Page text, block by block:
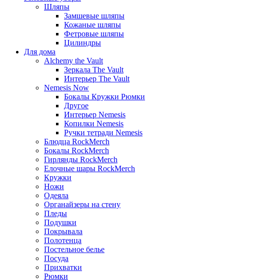
Шляпы
Замшевые шляпы
Кожаные шляпы
Фетровые шляпы
Цилиндры
Для дома
Alchemy the Vault
Зеркала The Vault
Интерьер The Vault
Nemesis Now
Бокалы Кружки Рюмки
Другое
Интерьер Nemesis
Копилки Nemesis
Ручки тетради Nemesis
Блюдца RockMerch
Бокалы RockMerch
Гирлянды RockMerch
Елочные шары RockMerch
Кружки
Ножи
Одеяла
Органайзеры на стену
Пледы
Подушки
Покрывала
Полотенца
Постельное белье
Посуда
Прихватки
Рюмки